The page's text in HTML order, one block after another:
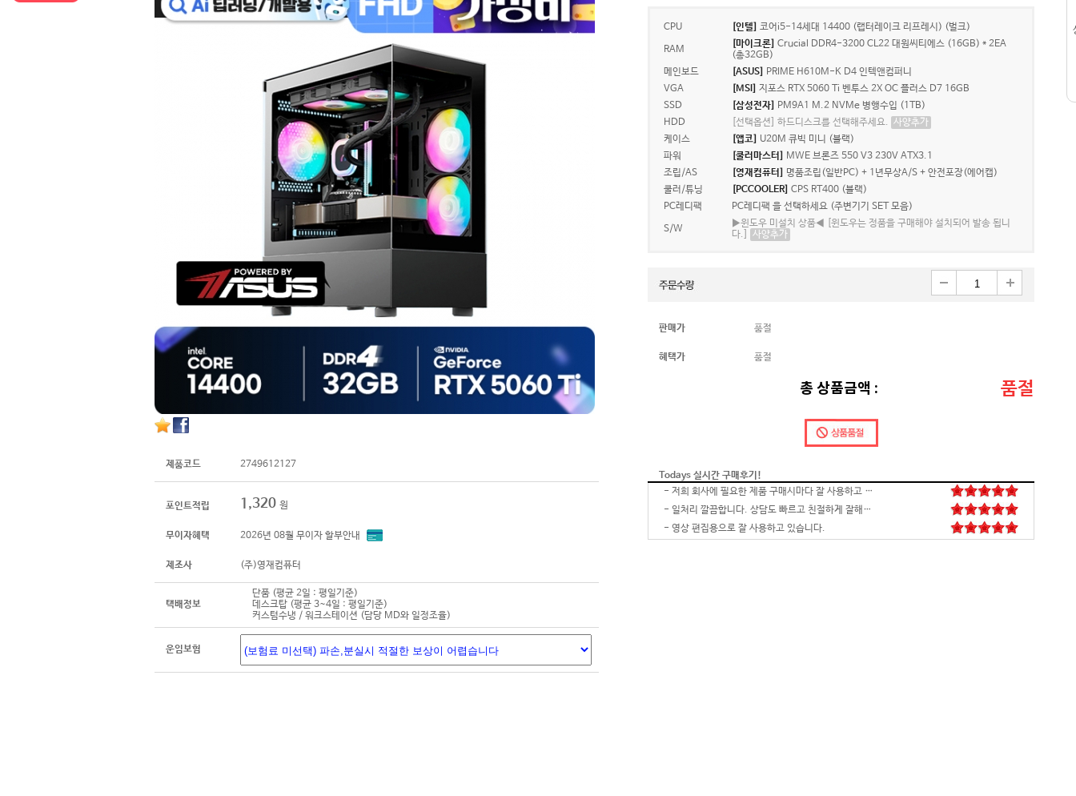
제품코드 2749612127
포인트적립 1,320 원
무이자혜택 2026년 08월 무이자 할부안내
제조사 (주)영재컴퓨터
택배정보
단품 (평균 2일 : 평일기준)
데스크탑 (평균 3~4일 : 평일기준)
커스텀수냉 / 워크스테이션 (담당 MD와 일정조율)
운임보험
CPU [인텔]
코어i5-14세대 14400 (랩터레이크 리프레시) (벌크)
RAM
[마이크론] Crucial DDR4-3200 CL22 대원씨티에스 (16GB) * 2EA
(총32GB)
메인보드
[ASUS]
PRIME H610M-K D4 인텍앤컴퍼니
VGA
[MSI] 지포스 RTX 5060 Ti 벤투스 2X OC 플러스 D7 16GB
SSD
[삼성전자]
PM9A1 M.2 NVMe 병행수입 (1TB)
HDD
[선택옵션] 하드디스크를 선택해주세요. 사양추가
케이스
[앱코]
U20M 큐빅 미니 (블랙)
파워
[쿨러마스터]
MWE 브론즈 550 V3 230V ATX3.1
조립/AS
[영재컴퓨터]
명품조립(일반PC) + 1년무상A/S + 안전포장(에어캡)
쿨러/튜닝
[PCCOOLER] CPS RT400 (블랙)
PC레디팩
PC레디팩 을 선택하세요 (주변기기 SET 모음)
S/W
▶윈도우 미설치 상품◀ [윈도우는 정품을 구매해야 설치되어 발송 됩니
다.]
사양추가
판매가 품절
혜택가 품절
총 상품금액 : 품절
Todays 실시간 구매후기!
-
배송,포장 완벽하고 컴 잘 받았습니다.세팅후 컴퓨터 사양대로 잘 되네요. 감사합니다. 발열,소리 1도 없는거 실화임 ㅋㅋㅋ
-
영롱하고 아름답습니다. 타건감도 좋습니다. 미스터리 박스랑 마우스만 사면 돼겠네요
-